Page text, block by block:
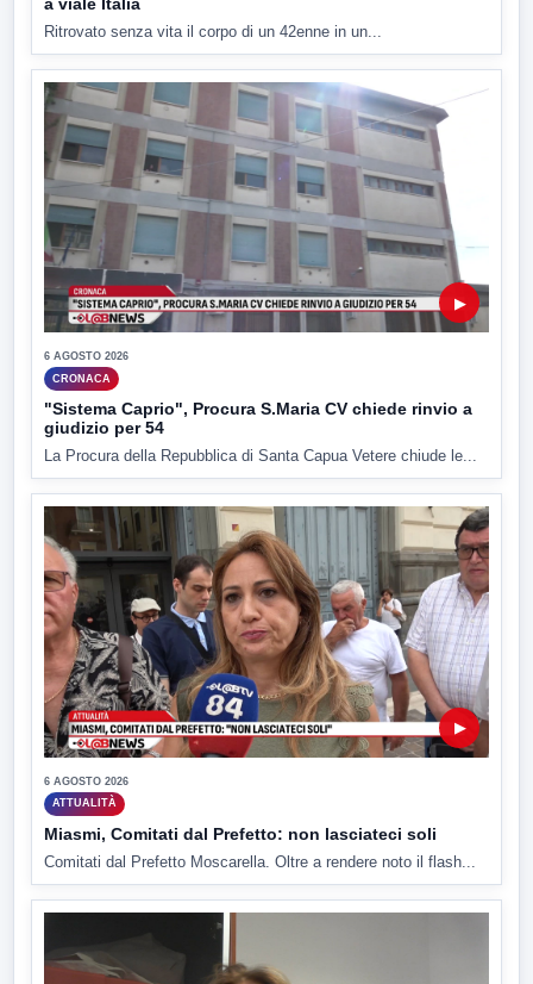
Ritrovato senza vita il corpo di un 42enne in un...
▶
6 AGOSTO 2026
CRONACA
"Sistema Caprio", Procura S.Maria CV chiede rinvio a
giudizio per 54
La Procura della Repubblica di Santa Capua Vetere chiude le...
▶
6 AGOSTO 2026
ATTUALITÀ
Miasmi, Comitati dal Prefetto: non lasciateci soli
Comitati dal Prefetto Moscarella. Oltre a rendere noto il flash...